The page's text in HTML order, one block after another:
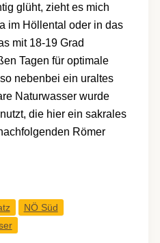
glüht, zieht es mich
im Höllental oder in das
mit 18-19 Grad
Tagen für optimale
nebenbei ein uraltes
Naturwasser wurde
die hier ein sakrales
Römer
NÖ Süd